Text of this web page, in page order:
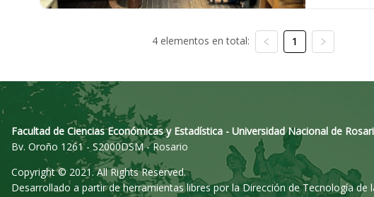
4 elementos en total: 1
Facultad de Ciencias Económicas y Estadística - Universidad Nacional de
Bv. Oroño 1261 - S2000DSM - Rosario
Copyright © 2021. All Rights Reserved.
Desarrollado a partir de herramientas libres por la Dirección de Tecnología de